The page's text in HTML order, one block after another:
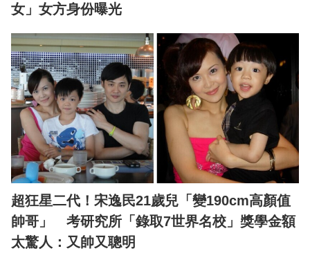
女」女方身份曝光
超狂星二代！宋逸民21歲兒「變190cm高顏值
帥哥」 考研究所「錄取7世界名校」獎學金額
太驚人：又帥又聰明